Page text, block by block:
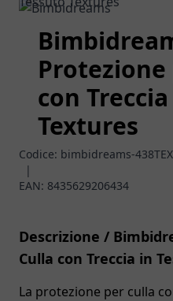
Protezione
con
Textures
Codice: bimbidreams-438TEX
|
EAN: 8435629206434
Descrizione /
Culla con Treccia in
La protezione per culla